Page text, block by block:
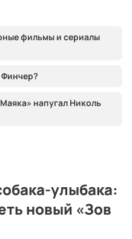
фильмы и сериалы
напугал Николь
улыбака:
новый «Зов